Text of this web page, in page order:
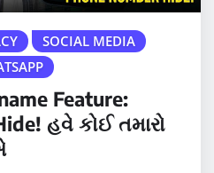
SOCIAL MEDIA
Feature:
હવે કોઈ તમારો